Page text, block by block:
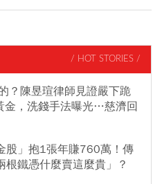
/ HOT STORIES /
？陳昱瑄律師見證嚴下跪
金，洗錢手法曝光…慈濟回
股」抱1張年賺760萬！傳
根鐵憑什麼賣這麼貴」？